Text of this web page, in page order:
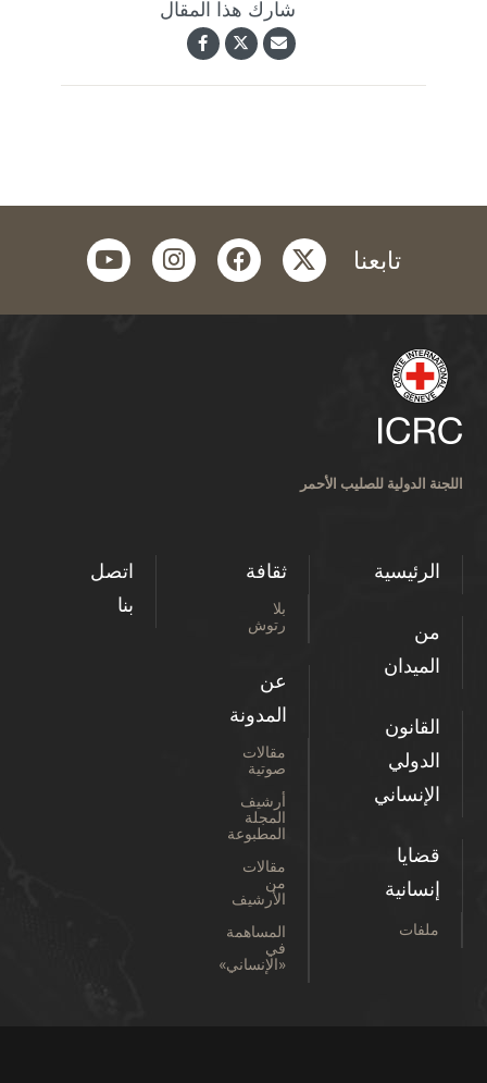
شارك هذا المقال
تابعنا twitter
facebook
instagram
youtube
اللجنة الدولية للصليب الأحمر
الرئيسية
من
الميدان
القانون
الدولي
الإنساني
قضايا
إنسانية
ملفات
ثقافة
بلا
رتوش
عن
المدونة
مقالات
صوتية
أرشيف
المجلة
المطبوعة
مقالات
من
الأرشيف
المساهمة
في
«الإنساني»
اتصل
بنا